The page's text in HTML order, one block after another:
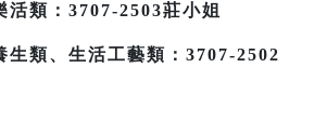
活類：3707-2503莊小姐
生類、生活工藝類：3707-2502